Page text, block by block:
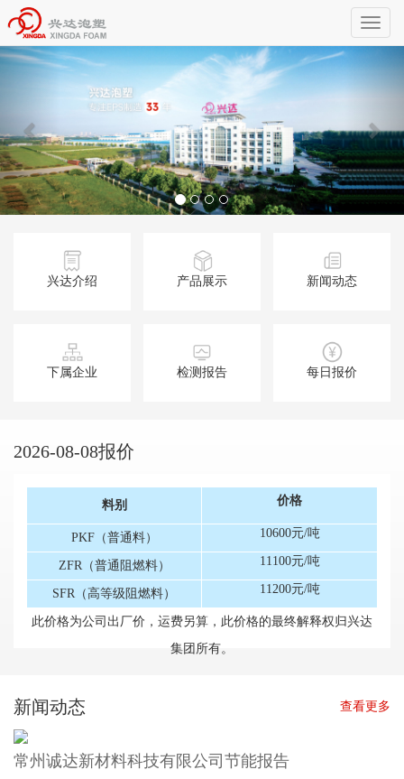
Toggle
兴达介绍 产品展示 新闻动态
下属企业 检测报告 每日报价
2026-08-08报价
料别 价格
PKF（普通料） 10600元/吨
ZFR（普通阻燃料） 11100元/吨
SFR（高等级阻燃料） 11200元/吨
此价格为公司出厂价，运费另算，此价格的最终解释权归兴达
集团所有。
新闻动态 查看更多
常州诚达新材料科技有限公司节能报告